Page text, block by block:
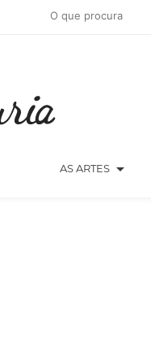
AS ARTES arrow_drop_down